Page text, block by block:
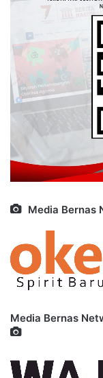
Media Bernas
Media Bernas